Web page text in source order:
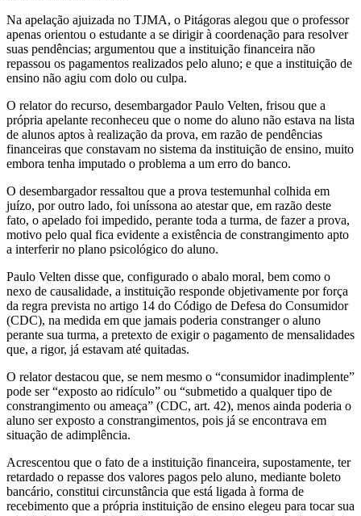
Na apelação ajuizada no TJMA, o Pitágoras alegou que o professor
apenas orientou o estudante a se dirigir à coordenação para resolver
suas pendências; argumentou que a instituição financeira não
repassou os pagamentos realizados pelo aluno; e que a instituição de
ensino não agiu com dolo ou culpa.
O relator do recurso, desembargador Paulo Velten, frisou que a
própria apelante reconheceu que o nome do aluno não estava na lista
de alunos aptos à realização da prova, em razão de pendências
financeiras que constavam no sistema da instituição de ensino, muito
embora tenha imputado o problema a um erro do banco.
O desembargador ressaltou que a prova testemunhal colhida em
juízo, por outro lado, foi uníssona ao atestar que, em razão deste
fato, o apelado foi impedido, perante toda a turma, de fazer a prova,
motivo pelo qual fica evidente a existência de constrangimento apto
a interferir no plano psicológico do aluno.
Paulo Velten disse que, configurado o abalo moral, bem como o
nexo de causalidade, a instituição responde objetivamente por força
da regra prevista no artigo 14 do Código de Defesa do Consumidor
(CDC), na medida em que jamais poderia constranger o aluno
perante sua turma, a pretexto de exigir o pagamento de mensalidades
que, a rigor, já estavam até quitadas.
O relator destacou que, se nem mesmo o “consumidor inadimplente”
pode ser “exposto ao ridículo” ou “submetido a qualquer tipo de
constrangimento ou ameaça” (CDC, art. 42), menos ainda poderia o
aluno ser exposto a constrangimentos, pois já se encontrava em
situação de adimplência.
Acrescentou que o fato de a instituição financeira, supostamente, ter
retardado o repasse dos valores pagos pelo aluno, mediante boleto
bancário, constitui circunstância que está ligada à forma de
recebimento que a própria instituição de ensino elegeu para tocar sua